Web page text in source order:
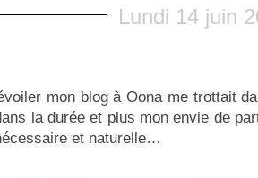
Lundi 14 juin
mon blog à Oona me trottait
la durée et plus mon envie de
et naturelle…